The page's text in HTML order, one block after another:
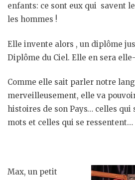
enfants: ce sont eux qui savent
les hommes !
Elle invente alors , un diplôme
Diplôme du Ciel. Elle en sera
Comme elle sait parler notre
merveilleusement, elle va
histoires de son Pays… celles qui
mots et celles qui se ressentent…
Max, un petit